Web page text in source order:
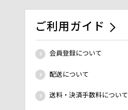
ご利用ガイド
会員登録について
配送について
送料・決済手数料について